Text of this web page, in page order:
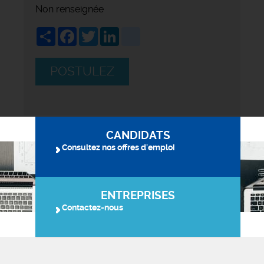
Non renseignée
ShareFacebook
Twitter
POSTULEZ
CANDIDATS
Consultez nos offres d'emploi
ENTREPRISES
Contactez-nous